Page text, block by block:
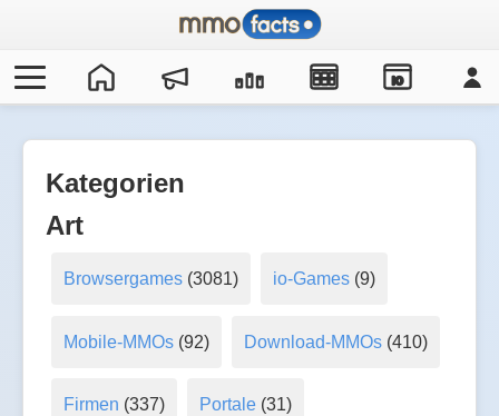
IO
Kategorien
Art
Browsergames(3081) io-Games (9)
Mobile-MMOs(92) Download-MMOs (410)
Firmen (337) Portale (31)